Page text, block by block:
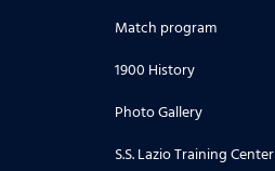
Match program
1900 History
Photo Gallery
S.S. Lazio Training Center